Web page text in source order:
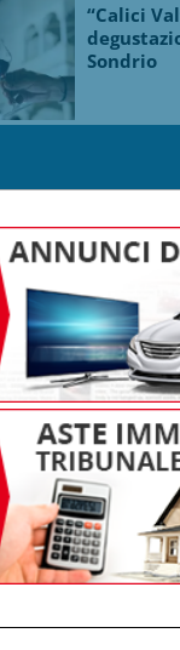
“Calici
Sondrio